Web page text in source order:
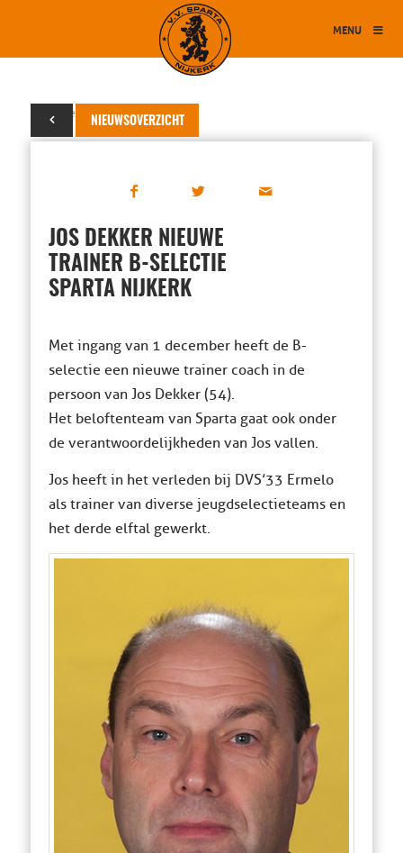
MENU
NIEUWSOVERZICHT
02 december 2017
JOS DEKKER NIEUWE
TRAINER B-SELECTIE
SPARTA NIJKERK
Met ingang van 1 december heeft de B-
selectie een nieuwe trainer coach in de
persoon van Jos Dekker (54).
Het beloftenteam van Sparta gaat ook onder
de verantwoordelijkheden van Jos vallen.
Jos heeft in het verleden bij DVS’33 Ermelo
als trainer van diverse jeugdselectieteams en
het derde elftal gewerkt.